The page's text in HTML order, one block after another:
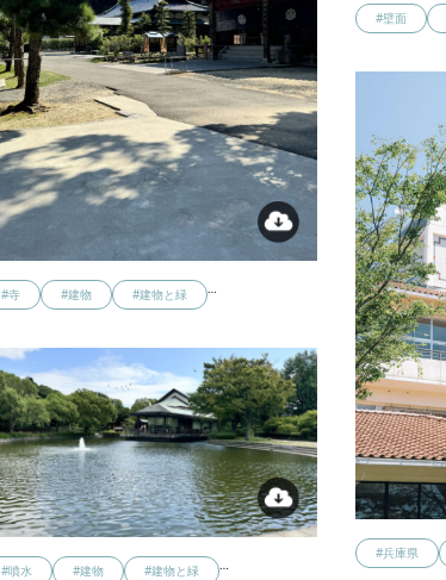
#壁面
#寺 #建物 #建物と緑
#兵庫県
#噴水 #建物 #建物と緑 …